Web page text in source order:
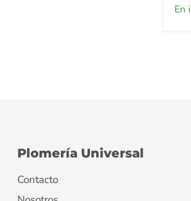
Plomería Universal
Contacto